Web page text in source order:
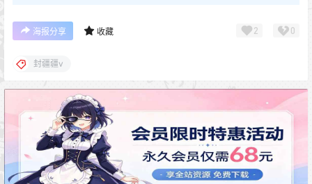
海报分享 收藏 2 0
封疆疆v